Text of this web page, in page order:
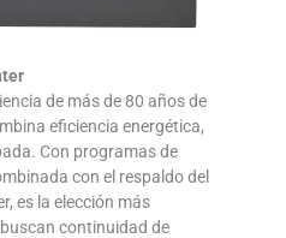
de más de 80 años de
eficiencia energética,
Con programas de
con el respaldo del
es la elección más
continuidad de